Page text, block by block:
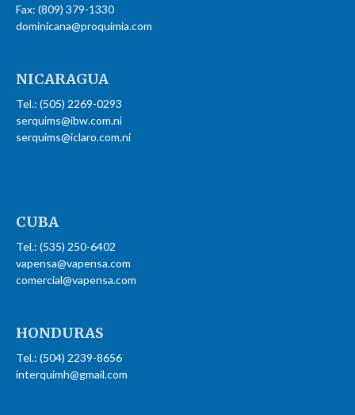
Fax: (809) 379-1330
dominicana@proquimia.com
NICARAGUA
Tel.: (505) 2269-0293
serquims@ibw.com.ni
serquims@iclaro.com.ni
CUBA
Tel.: (535) 250-6402
vapensa@vapensa.com
comercial@vapensa.com
HONDURAS
Tel.: (504) 2239-8656
interquimh@gmail.com